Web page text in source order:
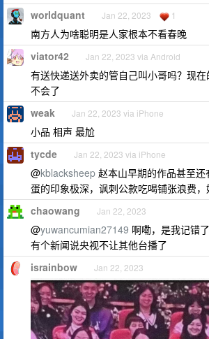
worldquant Jan 22, 2023 1
南方人为啥聪明是人家根本不看春晚
viator42 Jan 22, 2023 via Android
有送快递送外卖的管自己叫小哥吗？现
不会了
weak Jan 22, 2023 via iPhone
小品 相声 最尬
tycde Jan 22, 2023 via iPhone
@kblacksheep 赵本山早期的作品甚至
蛋的印象极深，讽刺公款吃喝铺张浪费，
chaowang Jan 22, 2023
@yuwancumian27149 啊嘞，是我记错
有个新闻说央视不让其他台播了
israinbow Jan 22, 2023